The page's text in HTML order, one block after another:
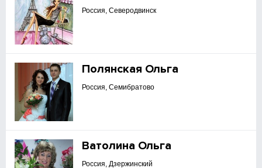
Россия, Северодвинск
Полянская Ольга
Россия, Семибратово
Ватолина Ольга
Россия, Дзержинский